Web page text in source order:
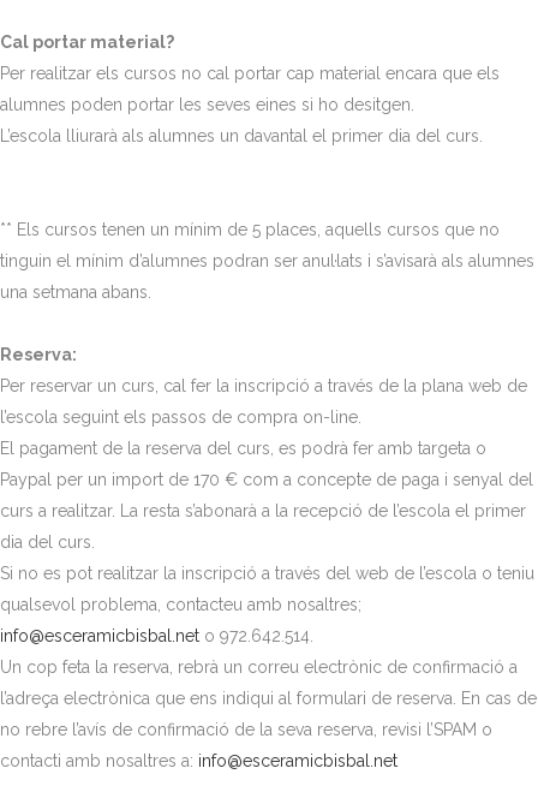
Cal portar material?
Per realitzar els cursos no cal portar cap material encara que els
alumnes poden portar les seves eines si ho desitgen.
L’escola lliurarà als alumnes un davantal el primer dia del curs.
** Els cursos tenen un mínim de 5 places, aquells cursos que no
tinguin el mínim d’alumnes podran ser anul·lats i s’avisarà als alumnes
una setmana abans.
Reserva:
Per reservar un curs, cal fer la inscripció a través de la plana web de
l’escola seguint els passos de compra on-line.
El pagament de la reserva del curs, es podrà fer amb targeta o
Paypal per un import de 170 € com a concepte de paga i senyal del
curs a realitzar. La resta s’abonarà a la recepció de l’escola el primer
dia del curs.
Si no es pot realitzar la inscripció a través del web de l’escola o teniu
qualsevol problema, contacteu amb nosaltres;
info@esceramicbisbal.net o 972.642.514.
Un cop feta la reserva, rebrà un correu electrònic de confirmació a
l’adreça electrònica que ens indiqui al formulari de reserva. En cas de
no rebre l’avís de confirmació de la seva reserva, revisi l’SPAM o
contacti amb nosaltres a: info@esceramicbisbal.net